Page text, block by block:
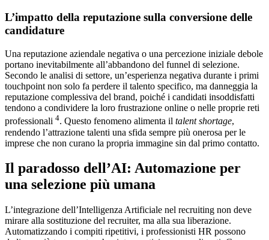
L’impatto della reputazione sulla conversione delle
candidature
Una reputazione aziendale negativa o una percezione iniziale debole
portano inevitabilmente all’abbandono del funnel di selezione.
Secondo le analisi di settore, un’esperienza negativa durante i primi
touchpoint non solo fa perdere il talento specifico, ma danneggia la
reputazione complessiva del brand, poiché i candidati insoddisfatti
tendono a condividere la loro frustrazione online o nelle proprie reti
professionali 4. Questo fenomeno alimenta il talent shortage,
rendendo l’attrazione talenti una sfida sempre più onerosa per le
imprese che non curano la propria immagine sin dal primo contatto.
Il paradosso dell’AI: Automazione per
una selezione più umana
L’integrazione dell’Intelligenza Artificiale nel recruiting non deve
mirare alla sostituzione del recruiter, ma alla sua liberazione.
Automatizzando i compiti ripetitivi, i professionisti HR possono